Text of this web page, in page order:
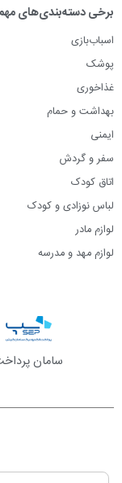
برخی دسته‌بندی‌های
اسباب‌بازی
پوشک
غذاخوری
بهداشت و حمام
ایمنی
سفر و گردش
اتاق کودک
لباس نوزادی و کودک
لوازم مادر
لوازم مهد و مدرسه
سامان